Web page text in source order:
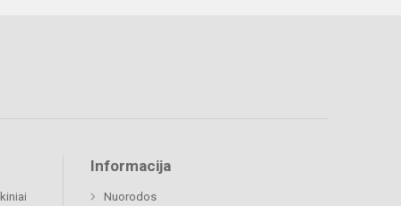
Informacija
Nuorodos